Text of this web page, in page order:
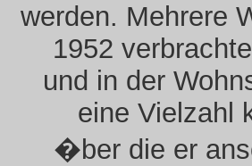
werden. Mehrere
1952
und in der
eine Vielzahl
�ber die er